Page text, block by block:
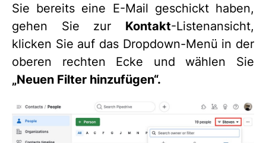
Sie bereits eine E-Mail geschickt haben,
gehen Sie zur Kontakt-Listenansicht,
klicken Sie auf das Dropdown-Menü in der
oberen rechten Ecke und wählen Sie
„Neuen Filter hinzufügen“.